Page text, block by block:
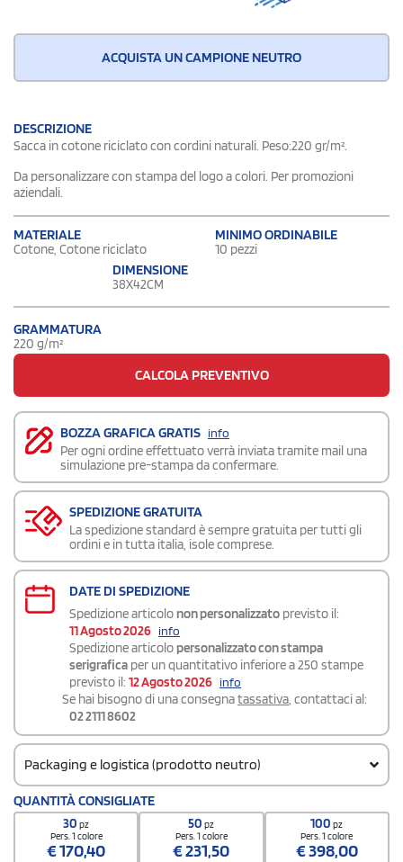
ACQUISTA UN CAMPIONE NEUTRO
DESCRIZIONE
Sacca in cotone riciclato con cordini naturali. Peso:220 gr/m².
Da personalizzare con stampa del logo a colori. Per promozioni
aziendali.
MATERIALE
Cotone, Cotone riciclato
MINIMO ORDINABILE
10 pezzi
DIMENSIONE
38X42CM
GRAMMATURA
220 g/m²
CALCOLA PREVENTIVO
BOZZA GRAFICA GRATIS info
Per ogni ordine effettuato verrà inviata tramite mail una
simulazione pre-stampa da confermare.
SPEDIZIONE GRATUITA
La spedizione standard è sempre gratuita per tutti gli
ordini e in tutta italia, isole comprese.
DATE DI SPEDIZIONE
Spedizione articolo non personalizzato previsto il:
11 Agosto 2026 info
Spedizione articolo personalizzato con stampa
serigrafica per un quantitativo inferiore a 250 stampe
previsto il: 12 Agosto 2026 info
Se hai bisogno di una consegnatassativa, contattaci al:
02 2111 8602
Packaging e logistica (prodotto neutro)
Codice doganale
4202 9291
Quantità per scatola
QUANTITÀ CONSIGLIATE
30pz
Pers. 1 colore
€170,40
50pz
Pers. 1 colore
€231,50
100pz
Pers. 1 colore
€398,00